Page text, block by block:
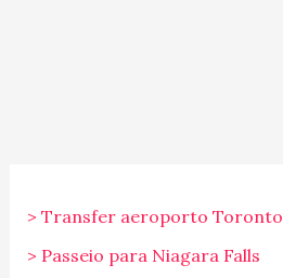
> Transfer aeroporto Toronto
> Passeio para Niagara Falls